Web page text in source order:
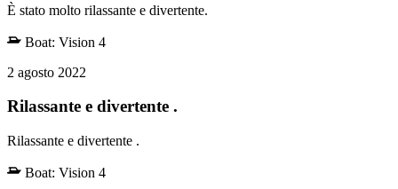
È stato molto rilassante e divertente.
Boat: Vision 4
2 agosto 2022
Rilassante e divertente .
Rilassante e divertente .
Boat: Vision 4